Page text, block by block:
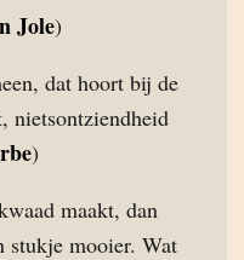
Jole)
dat hoort bij de
nietsontziendheid
)
maakt, dan
stukje mooier. Wat